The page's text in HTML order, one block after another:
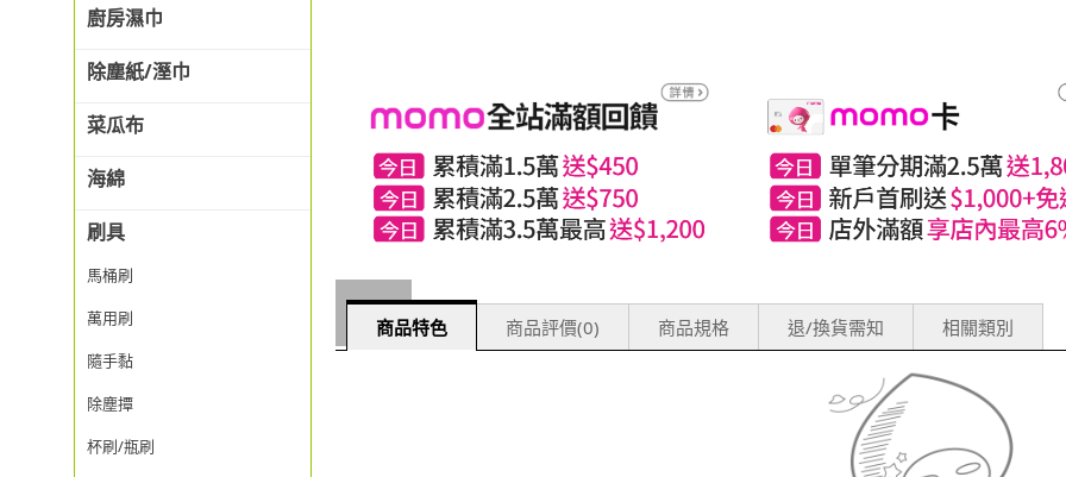
廚房濕巾
除塵紙/溼巾
菜瓜布
海綿
刷具
馬桶刷
萬用刷
隨手黏
除塵撢
杯刷/瓶刷
商品特色 商品評價(0) 商品規格 退/換貨需知 相關類別